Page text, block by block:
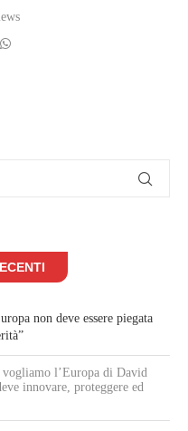
non deve essere piegata
l’Europa di David
innovare, proteggere ed